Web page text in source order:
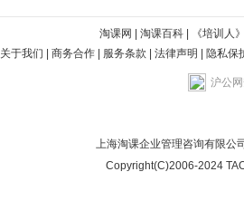
淘课网 淘课百科|
《培训人
关于我们
商务合作| 服务条款 法律声明 隐私保
沪公
上海淘课企业管理咨询有限公
Copyright(C)2006-2024